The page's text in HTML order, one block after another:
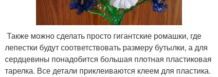
Также можно сделать просто гигантские ромашки, где
лепестки будут соответствовать размеру бутылки, а для
сердцевины понадобится большая плотная пластиковая
тарелка. Все детали приклеиваются клеем для пластика.